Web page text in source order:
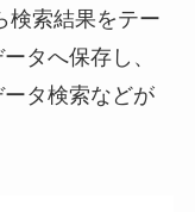
検索結果をテー
タへ保存し、
タ検索などが